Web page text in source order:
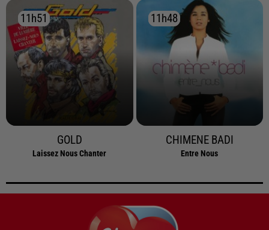
11h51
11h51
GOLD
Laissez Nous Chanter
11h48
11h48
CHIMENE BADI
Entre Nous